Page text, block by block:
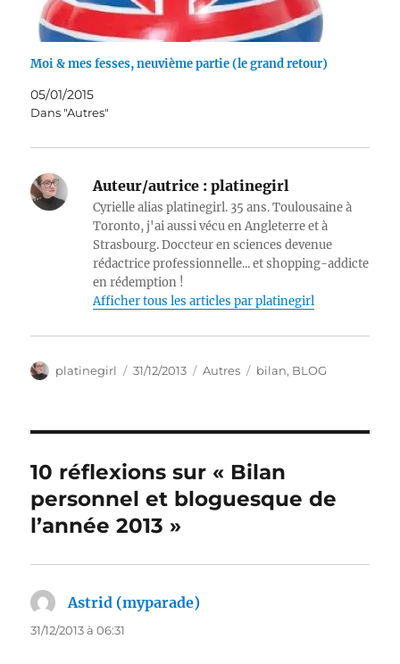
Moi & mes fesses, neuvième partie (le grand retour)
05/01/2015
Dans "Autres"
Auteur/autrice : platinegirl
Cyrielle alias platinegirl. 35 ans. Toulousaine à
Toronto, j'ai aussi vécu en Angleterre et à
Strasbourg. Doccteur en sciences devenue
rédactrice professionnelle... et shopping-addicte
en rédemption !
Afficher tous les articles par platinegirl
Auteur
platinegirl
Publié
31/12/2013 Catégories
Autres Étiquettes
bilan, BLOG
10 réflexions sur « Bilan
personnel et bloguesque de
l’année 2013 »
Astrid (myparade)
31/12/2013 à 06:31